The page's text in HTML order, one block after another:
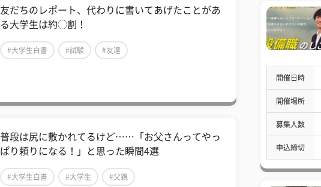
友だちのレポート、代わりに書いてあげたことがあ
る大学生は約◯割！
#大学生白書 #試験 #友達
普段は尻に敷かれてるけど……「お父さんってやっ
ぱり頼りになる！」と思った瞬間4選
#大学生白書 #大学生 #父親
開催日時
開催場所
募集人数
申込締切